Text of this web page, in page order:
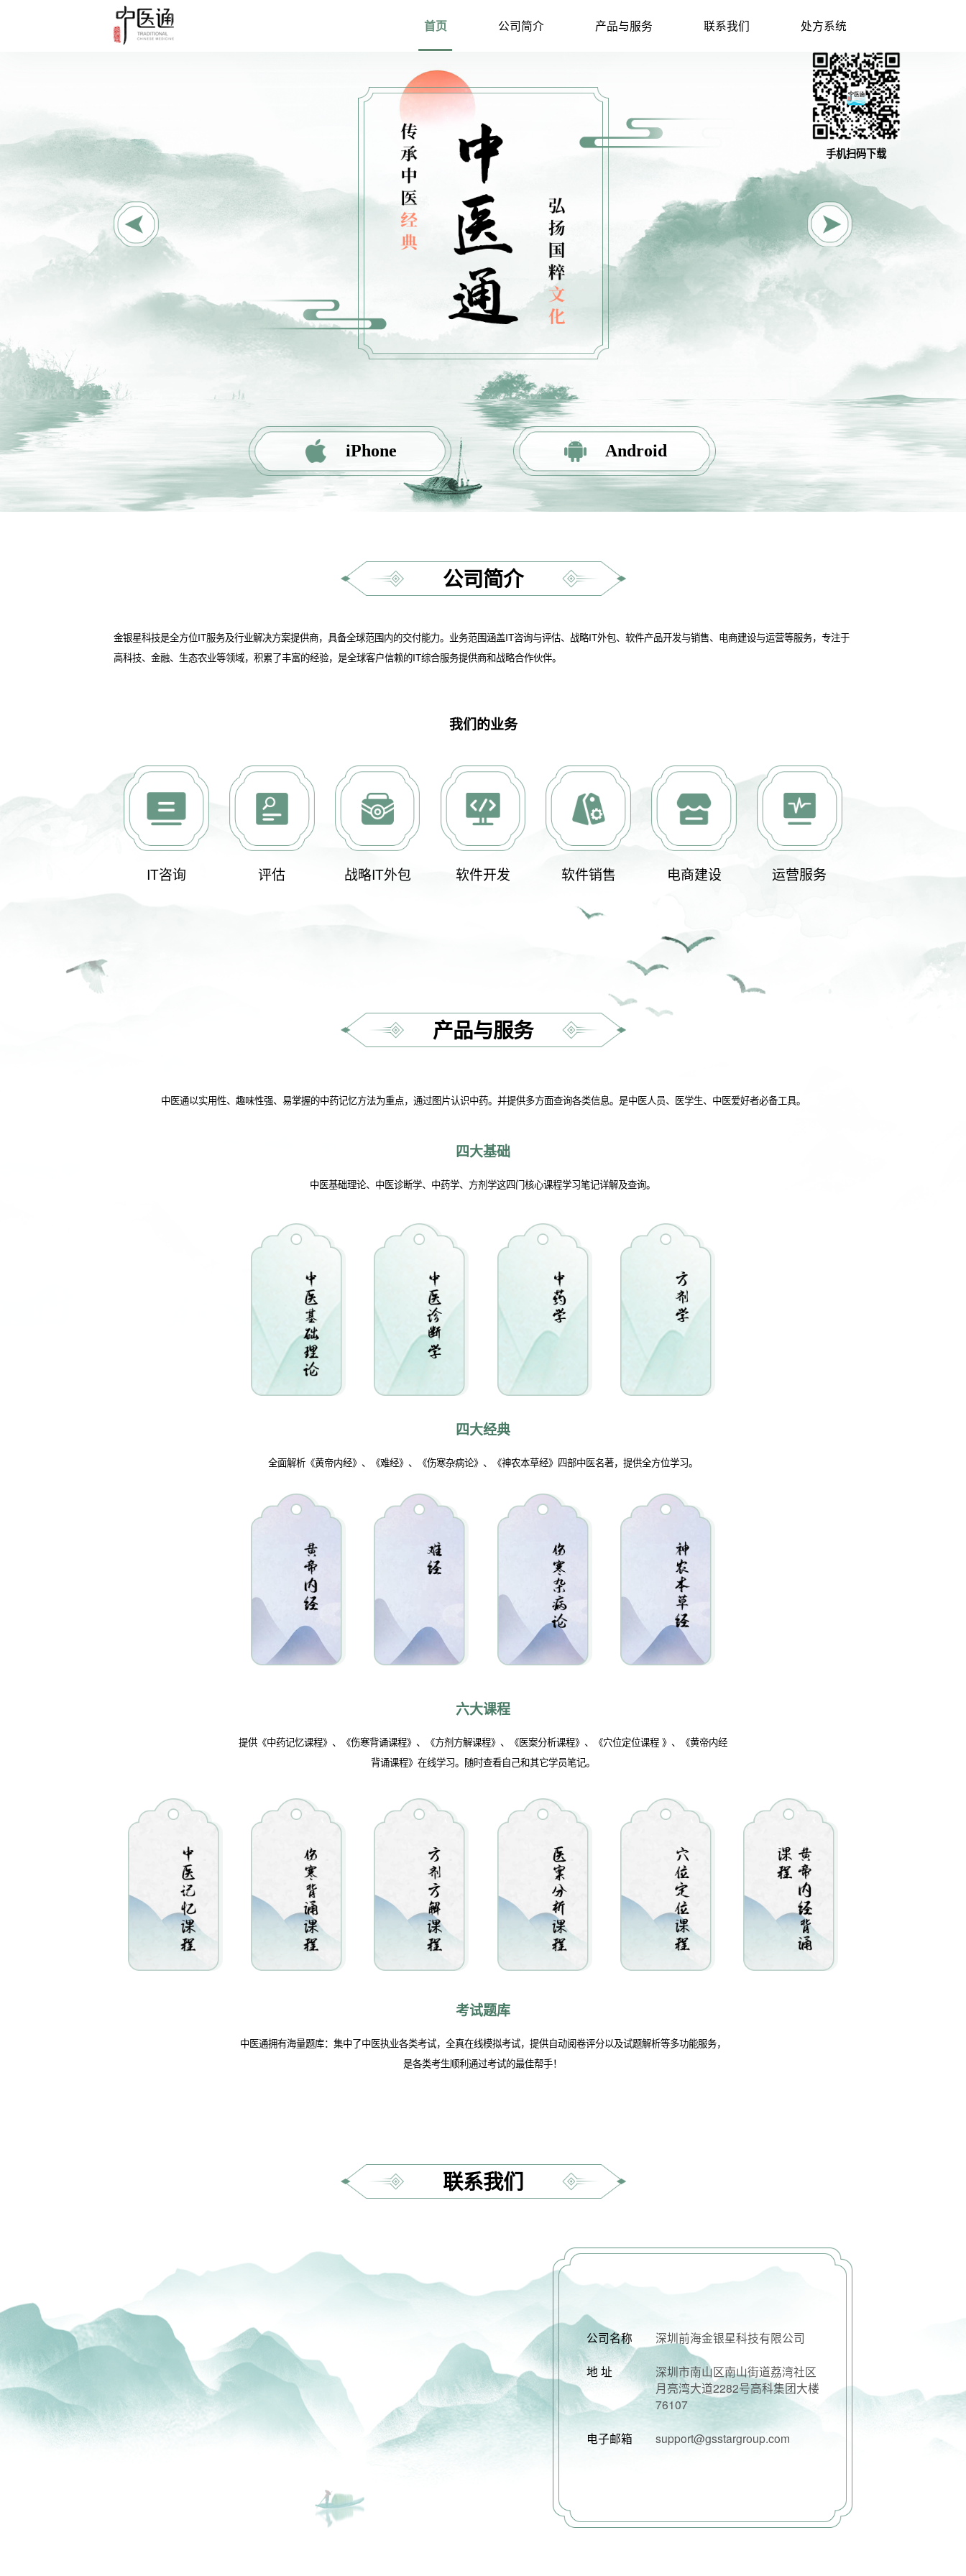
首页 公司简介 产品与服务 联系我们 处方系统
iPhone Android
公司简介
金银星科技是全方位IT服务及行业解决方案提供商，具备全球范围内的交付能力。业务范围涵盖IT咨询与评估、战略IT外包、软件产品开发与销售、电商建设与运营等服务，专注于
高科技、金融、生态农业等领域，积累了丰富的经验，是全球客户信赖的IT综合服务提供商和战略合作伙伴。
我们的业务
IT咨询 评估 战略IT外包 软件开发 软件销售 电商建设 运营服务
产品与服务
中医通以实用性、趣味性强、易掌握的中药记忆方法为重点，通过图片认识中药。并提供多方面查询各类信息。是中医人员、医学生、中医爱好者必备工具。
四大基础
中医基础理论、中医诊断学、中药学、方剂学这四门核心课程学习笔记详解及查询。
四大经典
全面解析《黄帝内经》、《难经》、《伤寒杂病论》、《神农本草经》四部中医名著，提供全方位学习。
六大课程
提供《中药记忆课程》、《伤寒背诵课程》、《方剂方解课程》、《医案分析课程》、《穴位定位课程 》、《黄帝内经
背诵课程》在线学习。随时查看自己和其它学员笔记。
考试题库
中医通拥有海量题库：集中了中医执业各类考试，全真在线模拟考试，提供自动阅卷评分以及试题解析等多功能服务，
是各类考生顺利通过考试的最佳帮手！
联系我们
公司名称 深圳前海金银星科技有限公司
地 址
深圳市南山区南山街道荔湾社区
月亮湾大道2282号高科集团大楼
76107
电子邮箱 support@gsstargroup.com
手机扫码下载